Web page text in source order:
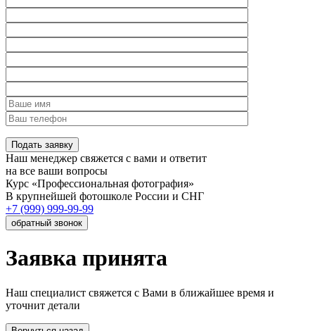
Наш менеджер свяжется с вами и ответит
на все ваши вопросы
Курс «Профессиональная фотография»
В крупнейшей фотошколе России и СНГ
+7 (999) 999-99-99
Заявка принята
Наш специалист свяжется с Вами в ближайшее время и
уточнит детали